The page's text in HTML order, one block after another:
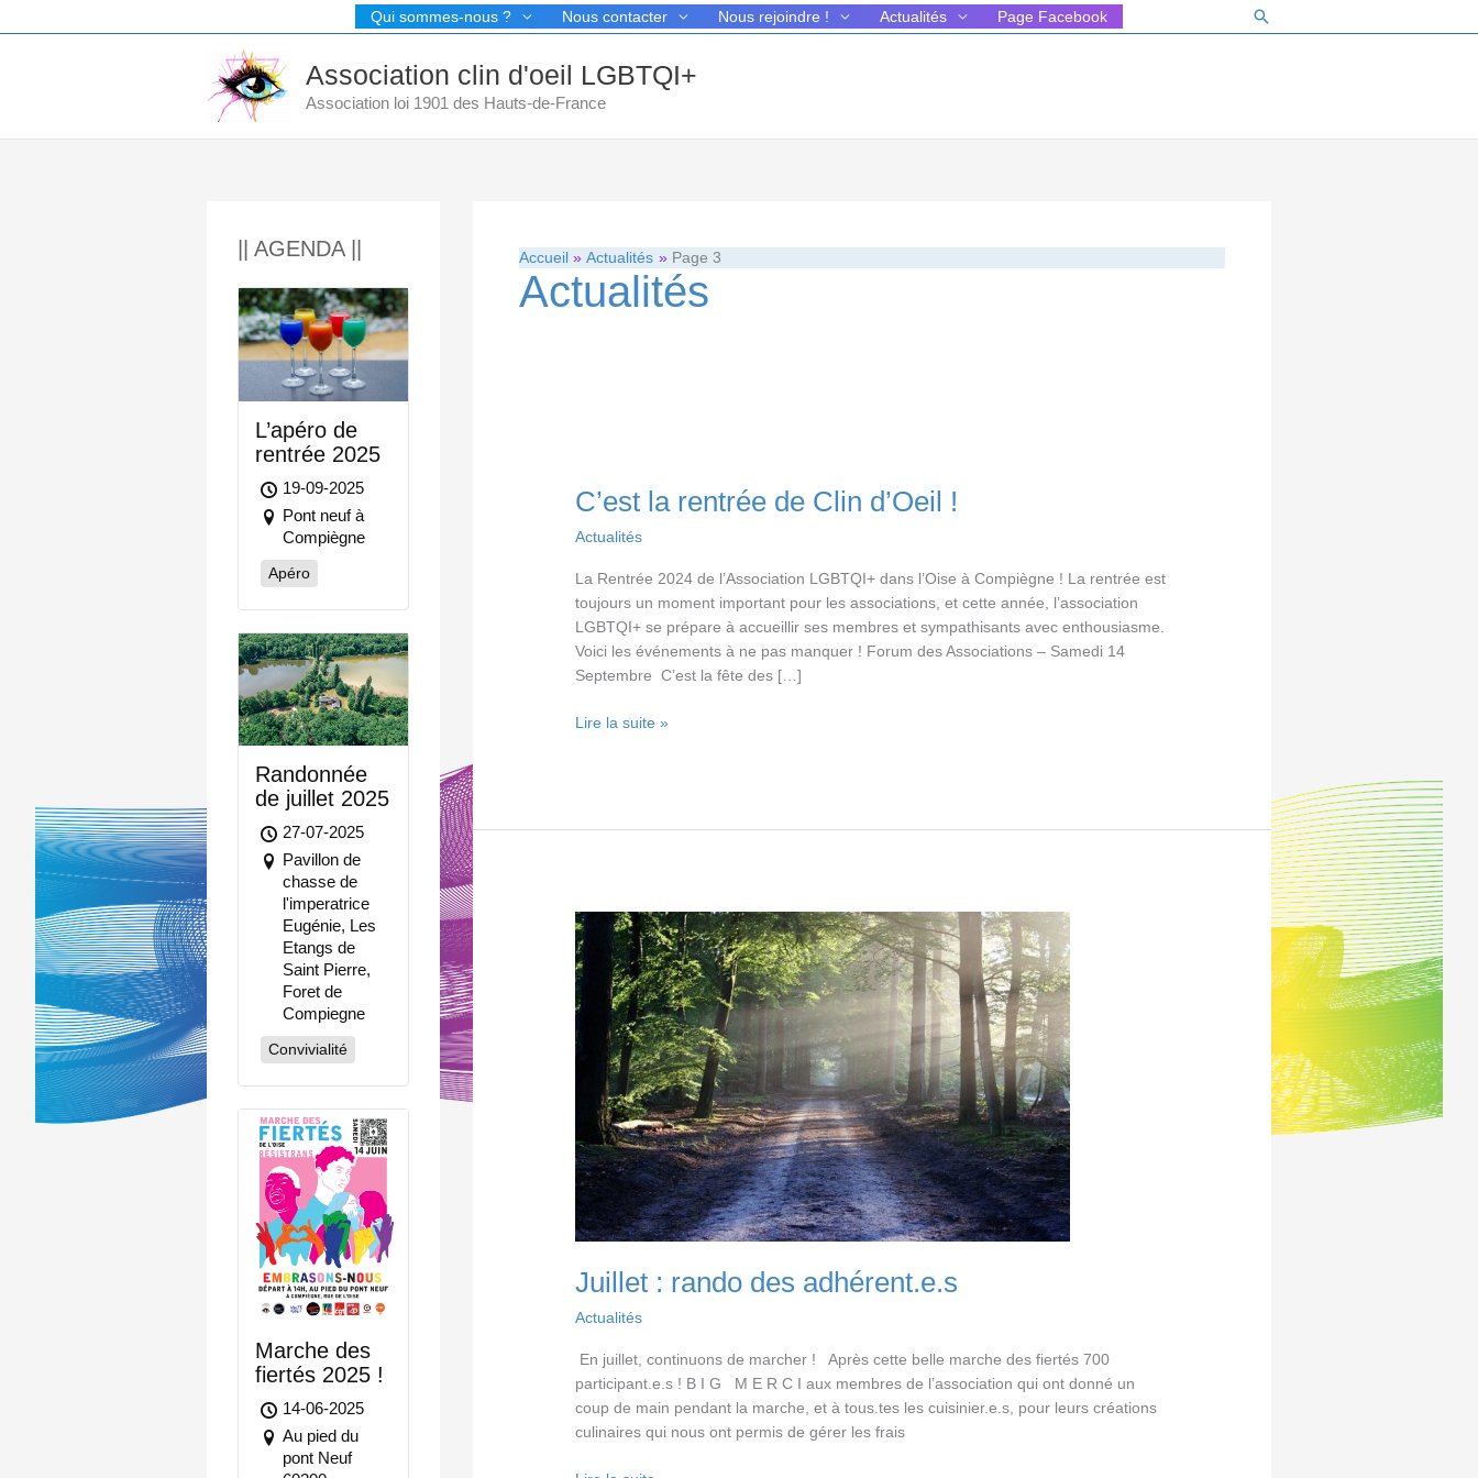
au
Qui sommes-nous ? Nous contacter Nous rejoindre ! Actualités Page Facebook Rechercher
Association clin d'oeil LGBTQI+
Association loi 1901 des Hauts-de-France
|| AGENDA ||
L’apéro de
rentrée 2025
19-09-2025
Pont neuf à
Compiègne
Apéro
Randonnée
de juillet 2025
27-07-2025
Pavillon de
chasse de
l'imperatrice
Eugénie, Les
Etangs de
Saint Pierre,
Foret de
Compiegne
Convivialité
Marche des
fiertés 2025 !
14-06-2025
Au pied du
pont Neuf
Accueil Actualités Page 3
Actualités
C’est la rentrée de Clin d’Oeil !
Actualités
La Rentrée 2024 de l’Association LGBTQI+ dans l’Oise à Compiègne ! La rentrée est
toujours un moment important pour les associations, et cette année, l’association
LGBTQI+ se prépare à accueillir ses membres et sympathisants avec enthousiasme.
Voici les événements à ne pas manquer ! Forum des Associations – Samedi 14
Septembre C’est la fête des […]
C’est
Lire la suite »
Juillet : rando des adhérent.e.s
Actualités
En juillet, continuons de marcher ! Après cette belle marche des fiertés 700
participant.e.s ! B I G M E R C I aux membres de l’association qui ont donné un
coup de main pendant la marche, et à tous.tes les cuisinier.e.s, pour leurs créations
culinaires qui nous ont permis de gérer les frais